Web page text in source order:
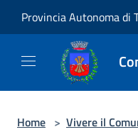
Provincia Autonoma di
Home > Vivere il